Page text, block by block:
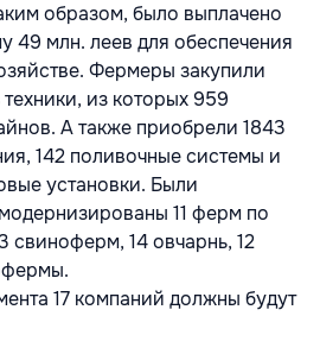
образом, было выплачено
49 млн. леев для обеспечения
Фермеры закупили
из которых 959
А также приобрели 1843
142 поливочные системы и
установки. Были
11 ферм по
свиноферм, 14 овчарнь, 12
17 компаний должны будут